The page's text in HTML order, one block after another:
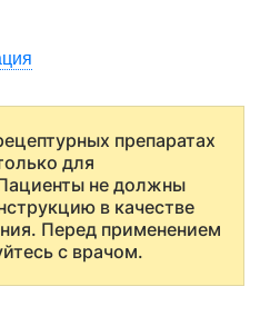
препаратах
для
не должны
в качестве
Перед применением
с врачом.